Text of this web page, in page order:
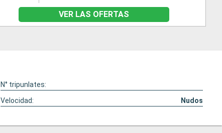
VER LAS OFERTAS
N° tripunlates:
Velocidad: Nudos